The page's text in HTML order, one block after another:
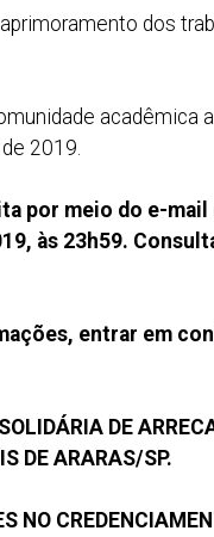
dos
acadêmica
2019.
por meio do e-mail
às 23h59.
entrar em
DE
DE ARARAS/SP.
NO